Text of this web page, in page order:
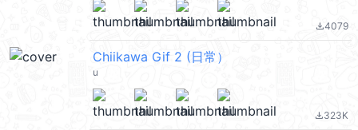
file_download4079
Chiikawa Gif 2 (日常）
u
file_download323K